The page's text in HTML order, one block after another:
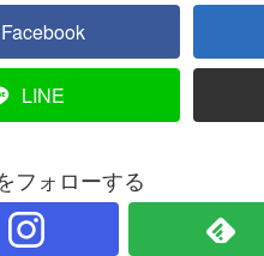
Facebook
LINE
フォローする